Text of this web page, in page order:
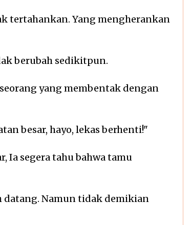
tertahankan. Yang mengherankan
berubah sedikitpun.
yang membentak dengan
besar, hayo, lekas berhenti!"
Ia segera tahu bahwa tamu
datang. Namun tidak demikian